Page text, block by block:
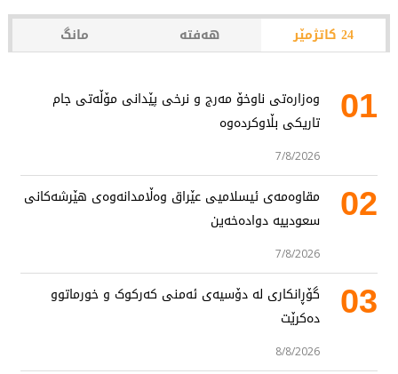
24 کاتژمێر هەفتە مانگ
01
وەزارەتی ناوخۆ مەرج و نرخی پێدانی مۆڵەتی جام
تاریکی بڵاوکردەوە
7/8/2026
02
مقاوەمەی ئیسلامیی عێراق وەڵامدانەوەی هێرشەکانی
سعودییە دوادەخەین
7/8/2026
03
گۆڕانکاری لە دۆسیەی ئەمنی کەرکوک و خورماتوو
دەکرێت
8/8/2026